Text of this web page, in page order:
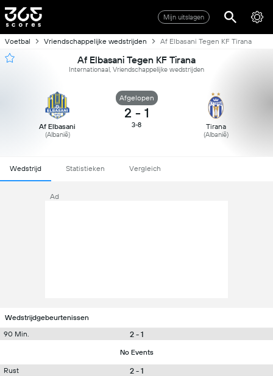
Mijn uitslagen
Voetbal Vriendschappelijke wedstrijden Af Elbasani Tegen KF Tirana
Af Elbasani Tegen KF Tirana
Internationaal, Vriendschappelijke wedstrijden
Af Elbasani
(Albanië)
Afgelopen
2 - 1
3-8 Tirana
(Albanië)
Wedstrijd Statistieken Vergleich
Ad
Wedstrijdgebeurtenissen
90 Min.
2 - 1
No Events
Rust 2 - 1